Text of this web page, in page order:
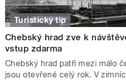
Turistický tip
Chebský hrad zve k
vstup zdarma
Chebský hrad patří mezi málo
jsou otevřené celý rok. V